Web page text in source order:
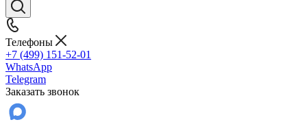
Телефоны
+7 (499) 151-52-01
WhatsApp
Telegram
Заказать звонок